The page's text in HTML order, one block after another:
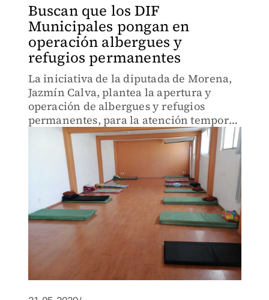
Buscan que los DIF
Municipales pongan en
operación albergues y
refugios permanentes
La iniciativa de la diputada de Morena,
Jazmín Calva, plantea la apertura y
operación de albergues y refugios
permanentes, para la atención temporal
de personas que se encuentran en
situación de vulnerabilidad